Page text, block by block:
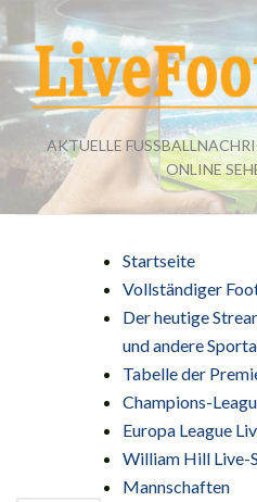
AKTUELLE
NLINE
Startseite
Vollständiger
Der heutige
und andere
Tabelle der
Champions-
Europa League
William Hill Live-
Mannschaften